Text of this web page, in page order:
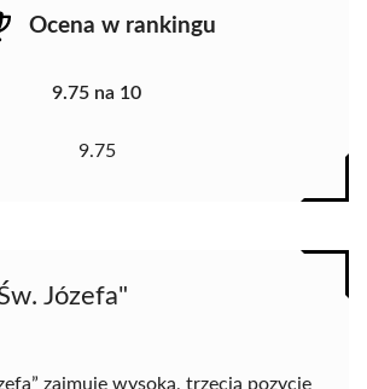
Ocena w rankingu
9.75 na 10
9.75
Józefa"
zajmuje wysoką, trzecią pozycję